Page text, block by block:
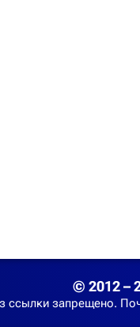
© 2012 –
ссылки запрещено.